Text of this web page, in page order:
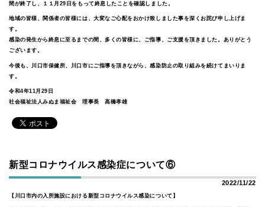
間が終了し、１１月29日をもって終息したことを確認しました。
地域の皆様、関係者の皆様には、大変なご心配をおかけ致しました事を深くお詫び申し上げま
す。
感染の発生から終息に至るまでの間、多くの皆様に、ご指導、ご支援を頂きました。ありがとう
ございます。
今後も、川口市保健所、川口市にご指導を頂きながら、感染防止の取り組みを続けてまいりま
す。
令和4年11月29日
社会福祉法人みぬま福祉会 理事長 高橋孝雄
新型コロナウイルス感染症について⑥
2022/11/22
【川口市内の入所施設における新型コロナウイルス感染について】